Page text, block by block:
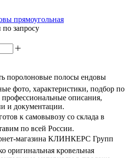
прямоугольная
запросу
поролоновые полосы ендовы
фото, характеристики, подбор по
описания,
и документации.
к самовывозу со склада в
по всей России.
магазина КЛИНКЕРС Групп
оригинальная кровельная